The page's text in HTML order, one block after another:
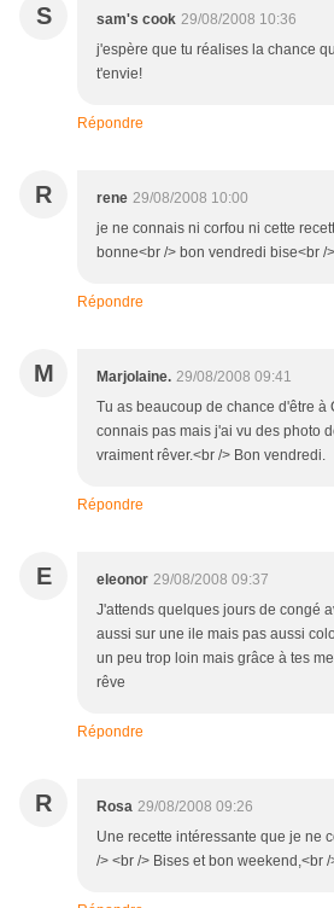
S sam's cook 29/08/2008 10:36
j'espère que tu réalises la chance
t'envie!
Répondre
R rene 29/08/2008 10:00
je ne connais ni corfou ni cette
bonne<br /> bon vendredi bise<br /
Répondre
M Marjolaine. 29/08/2008 09:41
Tu as beaucoup de chance d'être à
connais pas mais j'ai vu des photo
vraiment rêver.<br /> Bon vendredi.
Répondre
E eleonor 29/08/2008 09:37
J'attends quelques jours de congé
aussi sur une ile mais pas aussi
un peu trop loin mais grâce à tes
rêve
Répondre
R Rosa 29/08/2008 09:26
Une recette intéressante que je ne
/> <br /> Bises et bon weekend,<br